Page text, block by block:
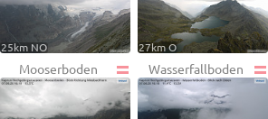
25km NO 27km O
Mooserboden Wasserfallboden